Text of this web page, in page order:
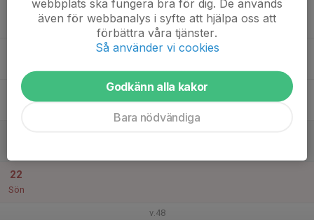
20
22
Sön
v.48
webbplats ska fungera bra för dig. De används
även för webbanalys i syfte att hjälpa oss att
förbättra våra tjänster.
Så använder vi cookies
Godkänn alla kakor
Bara nödvändiga